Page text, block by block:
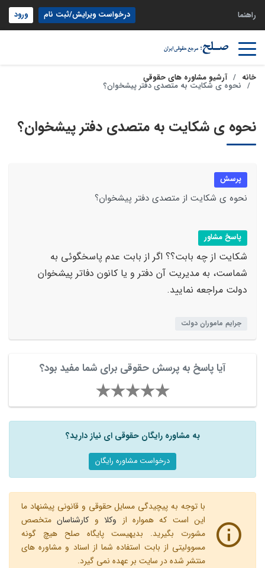
راهنما درخواست ویرایش/ثبت نام ورود
خانه آرشیو مشاوره های حقوقی
نحوه ی شکایت به متصدی دفتر پیشخوان؟
نحوه ی شکایت به متصدی دفتر پیشخوان؟
پرسش
نحوه ی شکایت از متصدی دفتر پیشخوان؟
پاسخ مشاور
شکایت از چه بابت؟؟ اگر از بابت عدم پاسخگوئی به
شماست، به مدیریت آن دفتر و یا کانون دفاتر پیشخوان
دولت مراجعه نمایید.
جرایم ماموران دولت
آیا پاسخ به پرسش حقوقی برای شما مفید بود؟
به مشاوره رایگان حقوقی ای نیاز دارید؟
درخواست مشاوره رایگان
با توجه به پیچیدگی مسایل حقوقی و قانونی پیشنهاد ما
این است که همواره از وکلاو کارشناسانمتخصص
مشورت بگیرید. بدیهیست پایگاه صلح هیچ گونه
مسوولیتی از بابت استفاده شما از اسناد و مشاوره های
منتشر شده در سایت بر عهده نمی گیرد.